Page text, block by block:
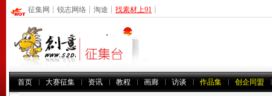
征集网 ┊ 锐志网络 ┊ 淘途 ┊ 找素材上91 ┊
首页 大赛征集 资讯 教程 画廊 访谈 作品集 创企同盟